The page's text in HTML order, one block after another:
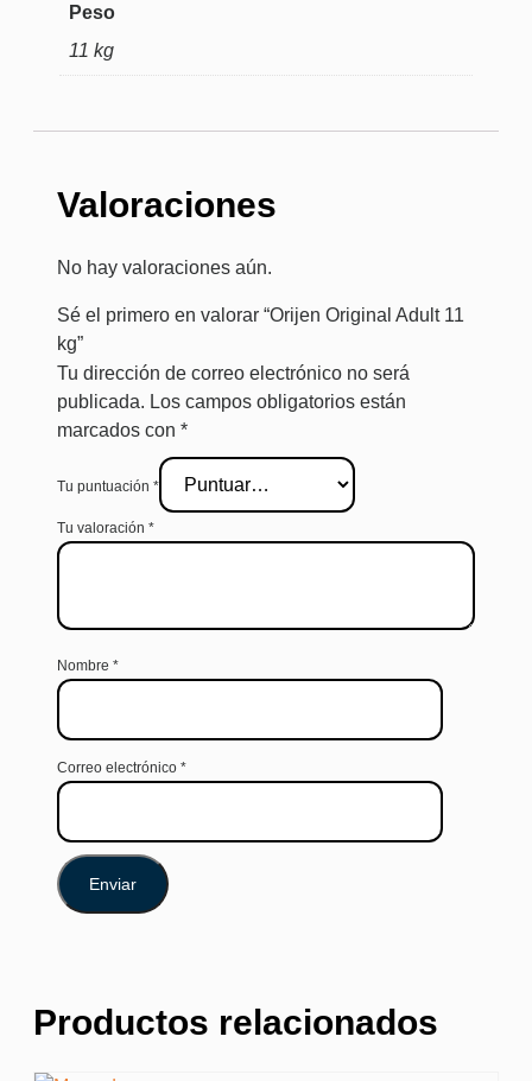
Peso
11 kg
Valoraciones
No hay valoraciones aún.
Sé el primero en valorar “Orijen Original Adult 11
kg”
Tu dirección de correo electrónico no será
publicada. Los campos obligatorios están
marcados con *
Tu puntuación *
Tu valoración *
Nombre *
Correo electrónico *
Productos relacionados